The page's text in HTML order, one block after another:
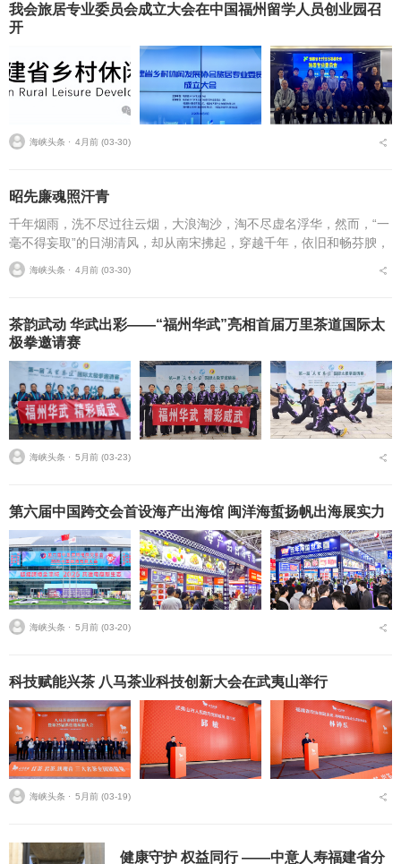
我会旅居专业委员会成立大会在中国福州留学人员创业园召
开
海峡头条 ⋅ 4月前 (03-30)
昭先廉魂照汗青
千年烟雨，洗不尽过往云烟，大浪淘沙，淘不尽虚名浮华，然而，“一
毫不得妄取”的日湖清风，却从南宋拂起，穿越千年，依旧和畅芬腴，
抚平了古今多少妄取之心。闽山苍苍，敖水泱泱。唐末，郑氏祖辈随
王审知入闽，发现...
海峡头条 ⋅ 4月前 (03-30)
茶韵武动 华武出彩——“福州华武”亮相首届万里茶道国际太
极拳邀请赛
海峡头条 ⋅ 5月前 (03-23)
第六届中国跨交会首设海产出海馆 闽洋海蜇扬帆出海展实力
海峡头条 ⋅ 5月前 (03-20)
科技赋能兴茶 八马茶业科技创新大会在武夷山举行
海峡头条 ⋅ 5月前 (03-19)
健康守护 权益同行 ——中意人寿福建省分